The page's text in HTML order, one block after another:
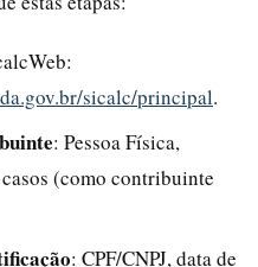
sicalc/principal.
: Pessoa Física,
(como contribuinte
: CPF/CNPJ, data de